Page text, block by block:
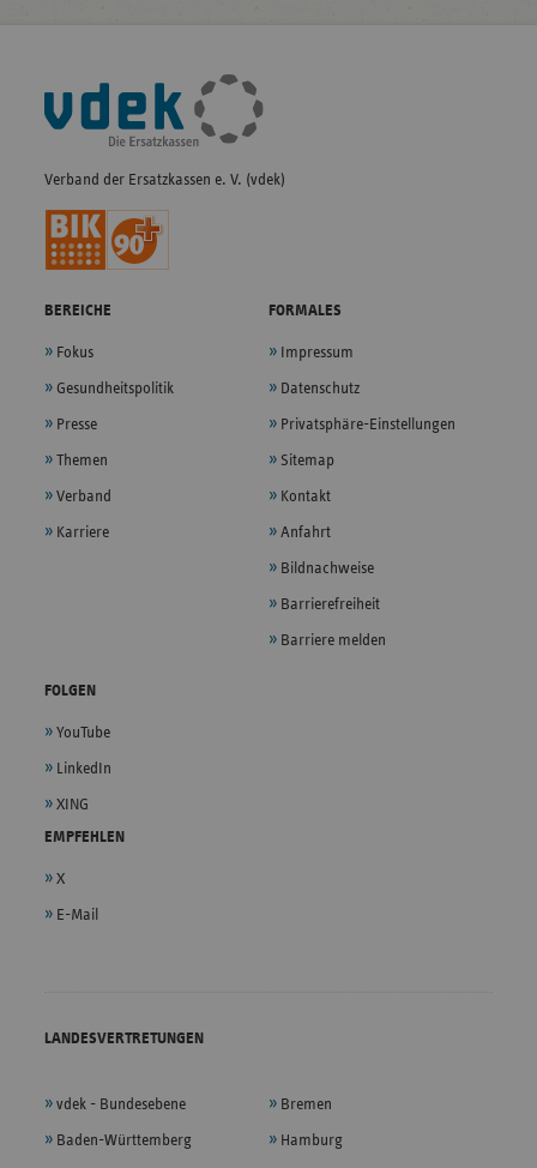
Fußleisten-
Navigation
Verband der Ersatzkassen e. V. (vdek)
BEREICHE
Fokus
Gesundheitspolitik
Presse
Themen
Verband
Karriere
FORMALES
Impressum
Datenschutz
Privatsphäre-Einstellungen
Sitemap
Kontakt
Anfahrt
Bildnachweise
Barrierefreiheit
Barriere melden
FOLGEN
YouTube
LinkedIn
XING
EMPFEHLEN
X
E-Mail
LANDESVERTRETUNGEN
vdek - Bundesebene
Baden-Württemberg
Bremen
Hamburg